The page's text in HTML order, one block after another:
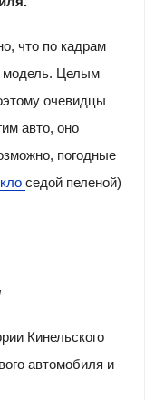
что по кадрам
модель. Целым
очевидцы
авто, оно
погодные
седой пеленой)
Кинельского
автомобиля и